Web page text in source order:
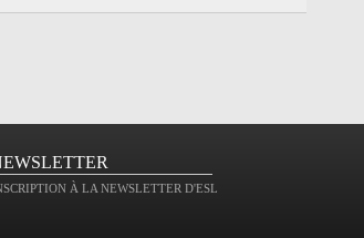
À LA NEWSLETTER D'ESL